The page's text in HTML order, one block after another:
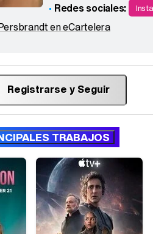
Redes sociales:
en eCartelera
Registrarse y Seguir
TRABAJOS